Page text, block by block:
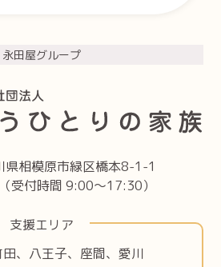
永田屋グループ
相模原市緑区橋本8-1-1
（受付時間 9:00〜17:30）
支援エリア
田 八王子 座間 愛川